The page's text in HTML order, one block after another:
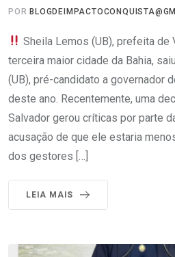
POR
Sheila Lemos (UB), prefeita de
terceira maior cidade da Bahia,
(UB), pré-candidato a governador
deste ano. Recentemente, uma
Salvador gerou críticas por parte
acusação de que ele estaria
dos gestores […]
LEIA MAIS